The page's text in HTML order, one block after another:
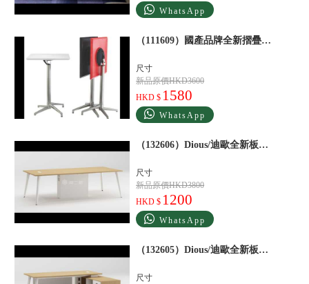
WhatsApp
（111609）國產品牌全新摺疊桌會議室桌子白
尺寸
新品原價HKD3600
HKD $ 1580
WhatsApp
（132606）Dious/迪歐全新板式會議桌會議室桌子黃
尺寸
新品原價HKD3800
HKD $ 1200
WhatsApp
（132605）Dious/迪歐全新板式班臺老闆桌黃
尺寸